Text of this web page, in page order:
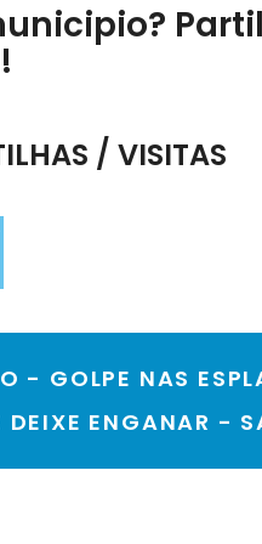
/ VISITAS
- GOLPE NAS
DEIXE ENGANAR -